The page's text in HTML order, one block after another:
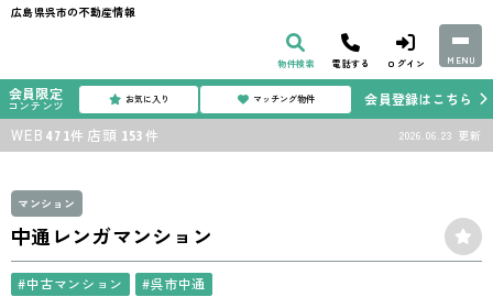
広島県呉市の不動産情報
物件検索 電話する ログイン MENU
会員限定
コンテンツ お気に入り マッチング物件 会員登録はこちら
WEB 471件 店頭 153 件 2026.06.23 更新
マンション
中通レンガマンション
#中古マンション #呉市中通